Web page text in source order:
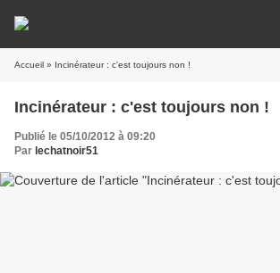
Accueil » Incinérateur : c'est toujours non !
Incinérateur : c'est toujours non !
Publié le 05/10/2012 à 09:20
Par lechatnoir51